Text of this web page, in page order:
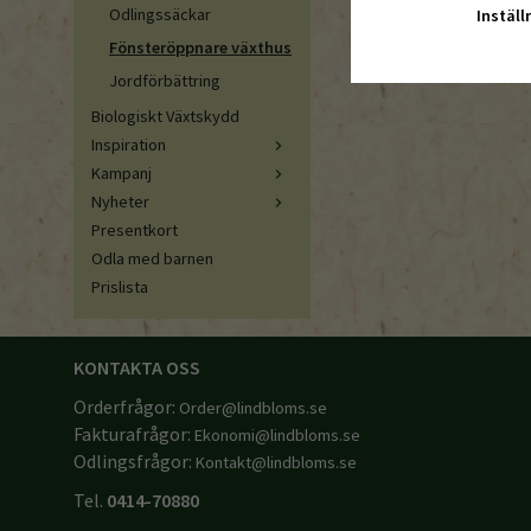
Odlingssäckar
Fönsteröppnare växthus
Jordförbättring
Biologiskt Växtskydd
Inspiration
Kampanj
Nyheter
Presentkort
Odla med barnen
Prislista
KONTAKTA OSS
Orderfrågor: Order@lindbloms.se
Fakturafrågor: Ekonomi@lindbloms.se
Odlingsfrågor: Kontakt@lindbloms.se
Tel. 0414-70880